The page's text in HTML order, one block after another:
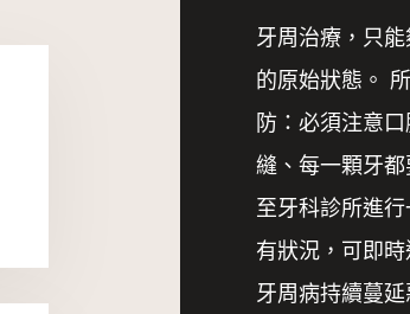
牙周治療，只
的原始狀態。
防：必須注意
縫、每一顆牙
至牙科診所進
有狀況，可即
牙周病持續蔓